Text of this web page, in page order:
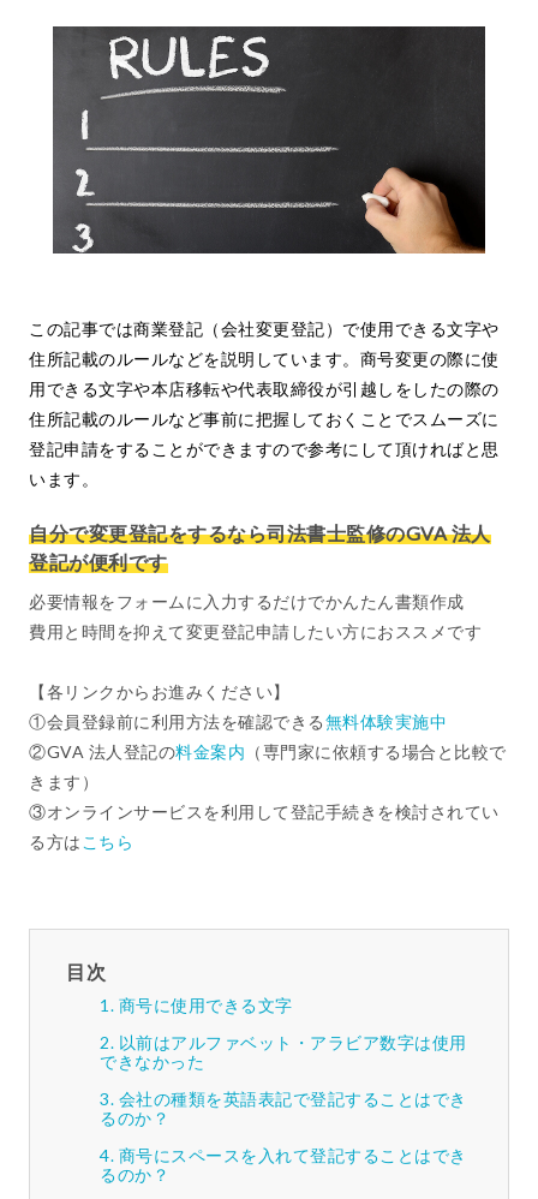
この記事では商業登記（会社変更登記）で使用できる文字や
住所記載のルールなどを説明しています。商号変更の際に使
用できる文字や本店移転や代表取締役が引越しをしたの際の
住所記載のルールなど事前に把握しておくことでスムーズに
登記申請をすることができますので参考にして頂ければと思
います。
自分で変更登記をするなら司法書士監修のGVA 法人
登記が便利です
必要情報をフォームに入力するだけでかんたん書類作成
費用と時間を抑えて変更登記申請したい方におススメです
【各リンクからお進みください】
①会員登録前に利用方法を確認できる無料体験実施中
②GVA 法人登記の料金案内 （専門家に依頼する場合と比較で
きます）
③オンラインサービスを利用して登記手続きを検討されてい
る方は こちら
目次
商号に使用できる文字
以前はアルファベット・アラビア数字は使用
できなかった
会社の種類を英語表記で登記することはでき
るのか？
商号にスペースを入れて登記することはでき
るのか？